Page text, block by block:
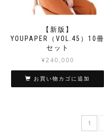
【新版】
YOUPAPER（VOL.45）10冊
セット
¥240,000
お買い物カゴに追加
1